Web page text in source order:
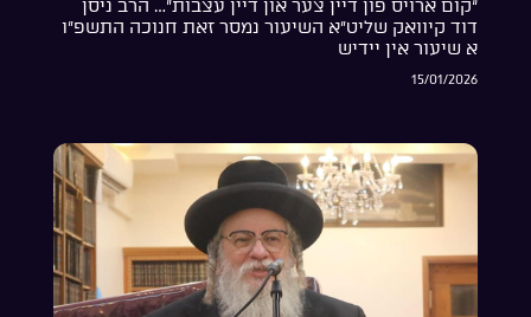
“קום ארויס פון דיין צער און דיין עצבות”… הרב ניסן
דוד קיוואק שליט”א השיעור נמסר זאת חנוכה התשפ”ו
א שיעור אין יידיש
15/01/2026